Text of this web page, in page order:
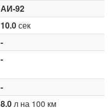
АИ-92
10.0сек
-
-
-
8.0л на 100 км